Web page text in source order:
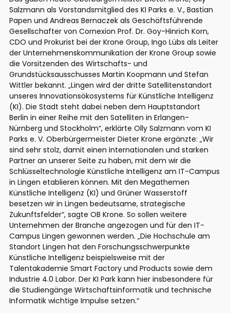
Salzmann als Vorstandsmitglied des KI Parks e. V., Bastian
Papen und Andreas Bernaczek als Geschäftsführende
Gesellschafter von Cornexion Prof. Dr. Goy-Hinrich Korn,
CDO und Prokurist bei der Krone Group, Ingo Lübs als Leiter
der Unternehmenskommunikation der Krone Group sowie
die Vorsitzenden des Wirtschafts- und
Grundstücksausschusses Martin Koopmann und Stefan
Wittler bekannt. „Lingen wird der dritte Satellitenstandort
unseres Innovationsökosystems für Künstliche Intelligenz
(KI). Die Stadt steht dabei neben dem Hauptstandort
Berlin in einer Reihe mit den Satelliten in Erlangen-
Nürnberg und Stockholm“, erklärte Olly Salzmann vom KI
Parks e. V. Oberbürgermeister Dieter Krone ergänzte: „Wir
sind sehr stolz, damit einen internationalen und starken
Partner an unserer Seite zu haben, mit dem wir die
Schlüsseltechnologie Künstliche Intelligenz am IT-Campus
in Lingen etablieren können. Mit den Megathemen
Künstliche Intelligenz (KI) und Grüner Wasserstoff
besetzen wir in Lingen bedeutsame, strategische
Zukunftsfelder“, sagte OB Krone. So sollen weitere
Unternehmen der Branche angezogen und für den IT-
Campus Lingen gewonnen werden. „Die Hochschule am
Standort Lingen hat den Forschungsschwerpunkte
Künstliche Intelligenz beispielsweise mit der
Talentakademie Smart Factory und Products sowie dem
Industrie 4.0 Labor. Der KI Park kann hier insbesondere für
die Studiengänge Wirtschaftsinformatik und technische
Informatik wichtige Impulse setzen.“